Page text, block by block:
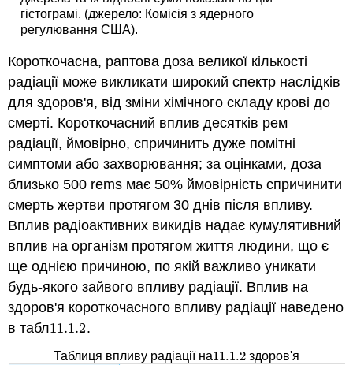
гістограмі. (джерело: Комісія з ядерного
регулювання США).
Короткочасна, раптова доза великої кількості
радіації може викликати широкий спектр наслідків
для здоров'я, від зміни хімічного складу крові до
смерті. Короткочасний вплив десятків рем
радіації, ймовірно, спричинить дуже помітні
симптоми або захворювання; за оцінками, доза
близько 500 rems має 50% ймовірність спричинити
смерть жертви протягом 30 днів після впливу.
Вплив радіоактивних викидів надає кумулятивний
вплив на організм протягом життя людини, що є
ще однією причиною, по якій важливо уникати
будь-якого зайвого впливу радіації. Вплив на
здоров'я короткочасного впливу радіації наведено
в табл11.1.2
11.1.2.
Таблиця впливу радіації на11.1.2
11.1.2 здоров'я